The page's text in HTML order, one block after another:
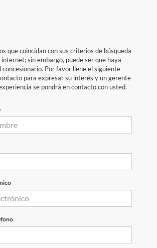
que coincidan con sus criterios de búsqueda
sin embargo, puede ser que haya
concesionario. Por favor llene el siguiente
para expresar su interés y un gerente
se pondrá en contacto con usted.